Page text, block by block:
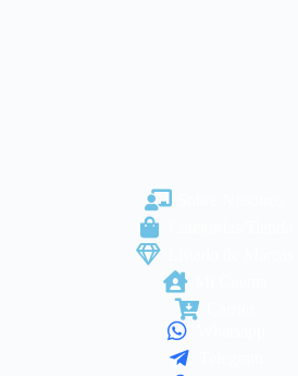
Whatsapp